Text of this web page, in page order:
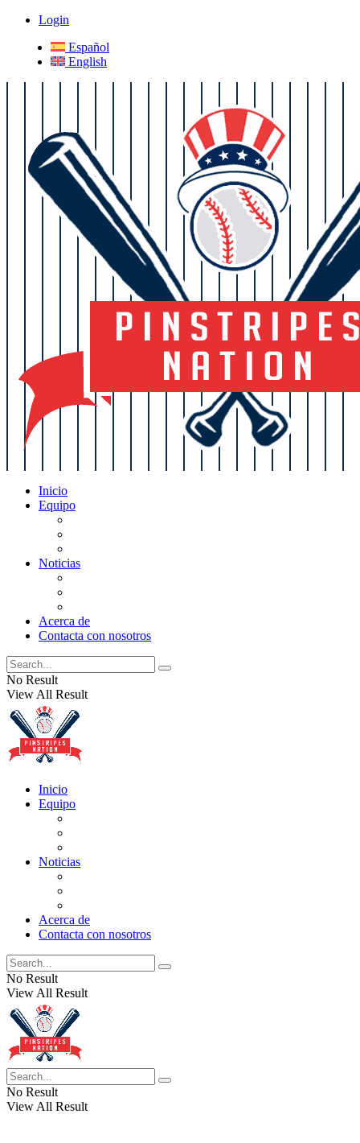
Login
Español
English
Inicio
Equipo
Noticias
Acerca de
Contacta con nosotros
No Result
View All Result
Inicio
Equipo
Noticias
Acerca de
Contacta con nosotros
No Result
View All Result
No Result
View All Result